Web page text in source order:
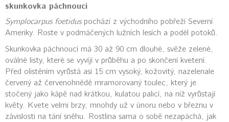
skunkovka páchnoucí
Symplocarpus foetiduspochází z východního pobřeží Severní
Ameriky. Roste v podmáčených lužních lesích a podél potoků.
Skunkovka páchnoucí má 30 až 90 cm dlouhé, svěže zelené,
oválné listy, které se vyvíjí v průběhu a po skončení kvetení.
Před olistěním vyrůstá asi 15 cm vysoký, kožovitý, nazelenale
červený až červenohnědě mramorovaný toulec, který je
stočený jako kápě nad krátkou, kulatou palicí, na níž vyrůstají
květy. Kvete velmi brzy, mnohdy už v únoru nebo v březnu v
závislosti na tání sněhu. Rostlina sama o sobě nezapáchá, jak